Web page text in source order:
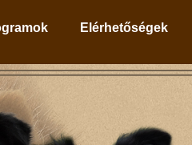
Elérhetőségek